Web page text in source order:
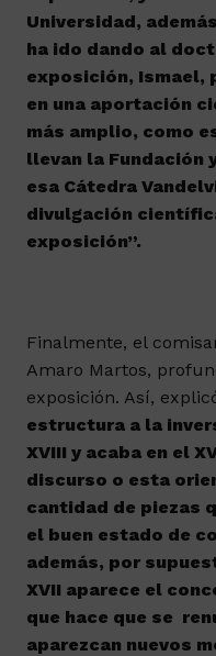
Universidad,
ha ido dando al
exposición, Ismael,
en una aportación
más amplio, como
llevan la Fundación
esa Cátedra
divulgación
exposición”.
Finalmente, el
Amaro Martos,
exposición. Así,
estructura a la
XVIII y acaba en el
discurso o esta
cantidad de piezas
el buen estado de
además, por
XVII aparece el
que hace que se
aparezcan nuevos